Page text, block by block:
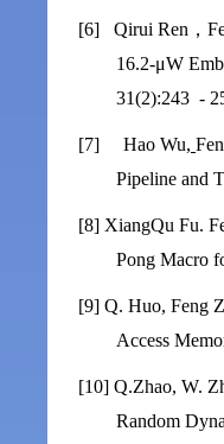
[6] Qirui Ren，
16.2-μW
31(2):243 -
[7] Hao Wu,
Pipeline and
[8] XiangQu Fu.
Pong Macro
[9] Q. Huo, Feng
Access
[10] Q.Zhao, W.
Random